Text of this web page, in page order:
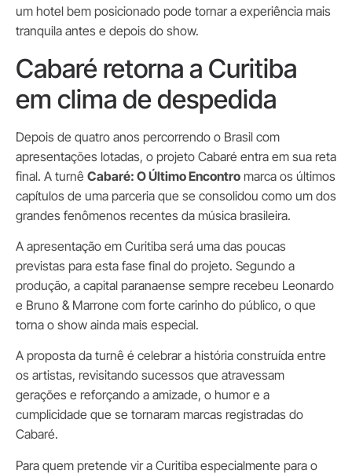
um hotel bem posicionado pode tornar a experiência mais
tranquila antes e depois do show.
Cabaré retorna a Curitiba
em clima de despedida
Depois de quatro anos percorrendo o Brasil com
apresentações lotadas, o projeto Cabaré entra em sua reta
final. A turnê Cabaré: O Último Encontro marca os últimos
capítulos de uma parceria que se consolidou como um dos
grandes fenômenos recentes da música brasileira.
A apresentação em Curitiba será uma das poucas
previstas para esta fase final do projeto. Segundo a
produção, a capital paranaense sempre recebeu Leonardo
e Bruno & Marrone com forte carinho do público, o que
torna o show ainda mais especial.
A proposta da turnê é celebrar a história construída entre
os artistas, revisitando sucessos que atravessam
gerações e reforçando a amizade, o humor e a
cumplicidade que se tornaram marcas registradas do
Cabaré.
Para quem pretende vir a Curitiba especialmente para o